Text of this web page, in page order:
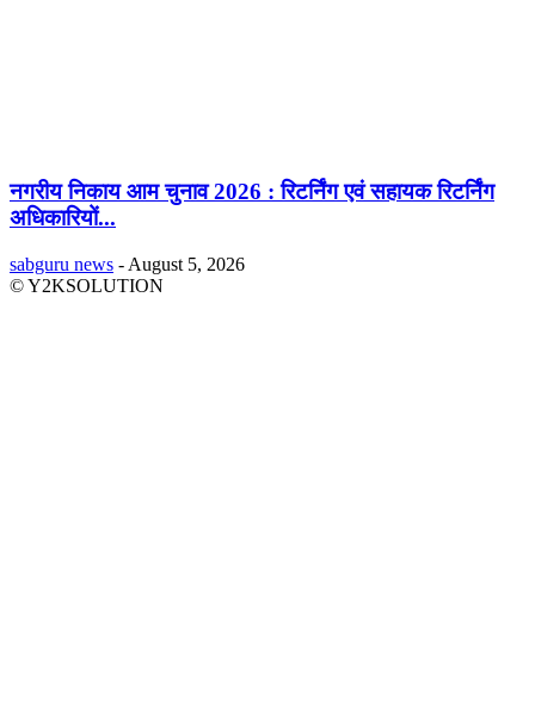
नगरीय निकाय आम चुनाव 2026 : रिटर्निंग एवं सहायक रिटर्निंग
अधिकारियों...
sabguru news - August 5, 2026
© Y2KSOLUTION